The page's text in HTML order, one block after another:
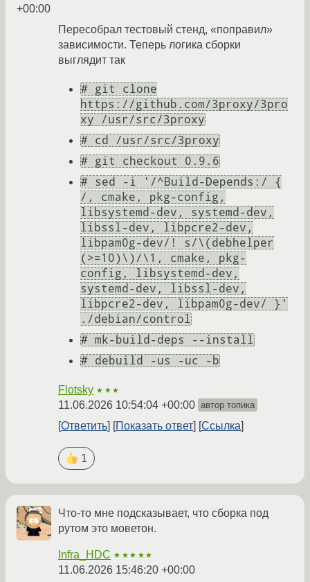
+00:00
Пересобрал тестовый стенд, «поправил»
зависимости. Теперь логика сборки
выглядит так
# git clone
https://github.com/3proxy/3pro
xy /usr/src/3proxy
# cd /usr/src/3proxy
# git checkout 0.9.6
# sed -i '/^Build-Depends:/ {
/, cmake, pkg-config,
libsystemd-dev, systemd-dev,
libssl-dev, libpcre2-dev,
libpam0g-dev/! s/\(debhelper
(>=10)\)/\1, cmake, pkg-
config, libsystemd-dev,
systemd-dev, libssl-dev,
libpcre2-dev, libpam0g-dev/ }'
./debian/control
# mk-build-deps --install
# debuild -us -uc -b
Flotsky ★★★
11.06.2026 10:54:04 +00:00 автор топика
Ответить Показать ответ Ссылка
1
Что-то мне подсказывает, что сборка под
рутом это моветон.
Infra_HDC ★★★★★
11.06.2026 15:46:20 +00:00